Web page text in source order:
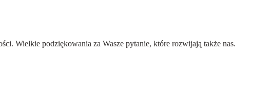
Wielkie podziękowania za Wasze pytanie, które rozwijają także nas.